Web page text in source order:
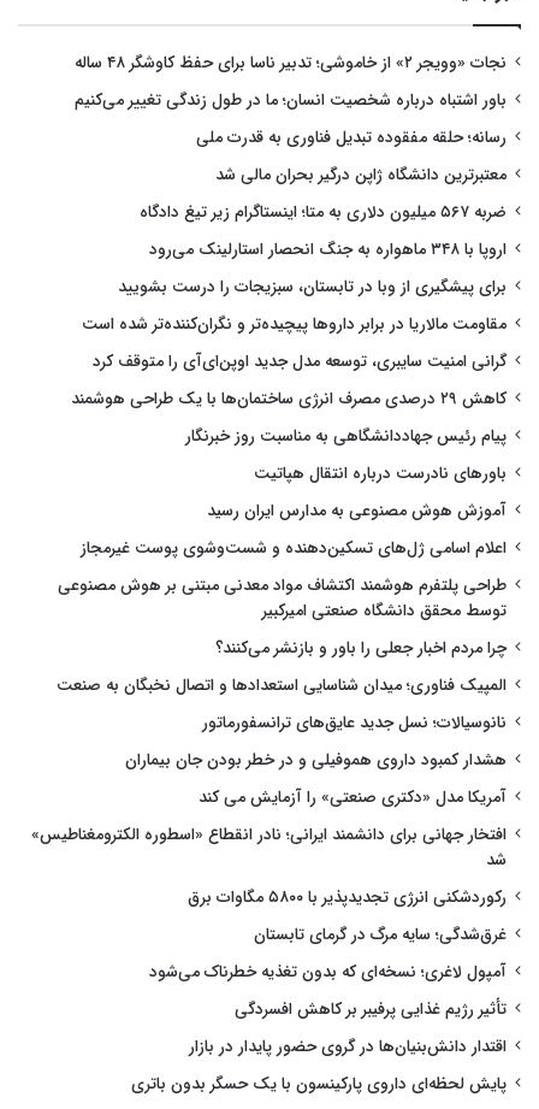
نجات «وویجر ۲» از خاموشی؛ تدبیر ناسا برای حفظ کاوشگر ۴۸ ساله
باور اشتباه درباره شخصیت انسان؛ ما در طول زندگی تغییر می‌کنیم
رسانه؛ حلقه مفقوده تبدیل فناوری به قدرت ملی
معتبرترین دانشگاه ژاپن درگیر بحران مالی شد
ضربه ۵۶۷ میلیون دلاری به متا؛ اینستاگرام زیر تیغ دادگاه
اروپا با ۳۴۸ ماهواره به جنگ انحصار استارلینک می‌رود
برای پیشگیری از وبا در تابستان، سبزیجات را درست بشویید
مقاومت مالاریا در برابر داروها پیچیده‌تر و نگران‌کننده‌تر شده است
گرانی امنیت سایبری، توسعه مدل جدید اوپن‌ای‌آی را متوقف کرد
کاهش ۲۹ درصدی مصرف انرژی ساختمان‌ها با یک طراحی هوشمند
پیام رئیس جهاددانشگاهی به مناسبت روز خبرنگار
باورهای نادرست درباره انتقال هپاتیت
آموزش هوش مصنوعی به مدارس ایران رسید
اعلام اسامی ژل‌های تسکین‌دهنده و شست‌وشوی پوست غیرمجاز
طراحی پلتفرم هوشمند اکتشاف مواد معدنی مبتنی بر هوش مصنوعی
توسط محقق دانشگاه صنعتی امیرکبیر
چرا مردم اخبار جعلی را باور و بازنشر می‌کنند؟
المپیک فناوری؛ میدان شناسایی استعدادها و اتصال نخبگان به صنعت
نانوسیالات؛ نسل جدید عایق‌های ترانسفورماتور
هشدار کمبود داروی هموفیلی و در خطر بودن جان بیماران
آمریکا مدل «دکتری صنعتی» را آزمایش می کند
افتخار جهانی برای دانشمند ایرانی؛ نادر انقطاع «اسطوره الکترومغناطیس»
شد
رکوردشکنی انرژی تجدیدپذیر با ۵۸۰۰ مگاوات برق
غرق‌شدگی؛ سایه مرگ در گرمای تابستان
آمپول لاغری؛ نسخه‌ای که بدون تغذیه خطرناک می‌شود
تأثیر رژیم غذایی پرفیبر بر کاهش افسردگی
اقتدار دانش‌بنیان‌ها در گروی حضور پایدار در بازار
پایش لحظه‌ای داروی پارکینسون با یک حسگر بدون باتری